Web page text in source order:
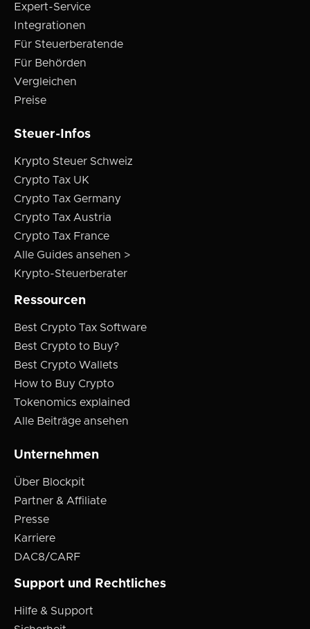
Expert-Service
Integrationen
Für Steuerberatende
Für Behörden
Vergleichen
Preise
Steuer-Infos
Krypto Steuer Schweiz
Crypto Tax UK
Crypto Tax Germany
Crypto Tax Austria
Crypto Tax France
Alle Guides ansehen >
Krypto-Steuerberater
Ressourcen
Best Crypto Tax Software
Best Crypto to Buy?
Best Crypto Wallets
How to Buy Crypto
Tokenomics explained
Alle Beiträge ansehen
Unternehmen
Über Blockpit
Partner & Affiliate
Presse
Karriere
DAC8/CARF
Support und Rechtliches
Hilfe & Support